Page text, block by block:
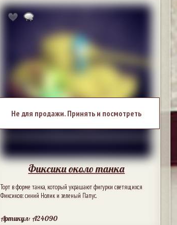
Не для продажи. Принять и посмотреть
Фиксики около танка
Торт в форме танка, который украшают фигурки светящихся
Фиксиков: синий Нолик и зеленый Папус.
Артикул: A24090